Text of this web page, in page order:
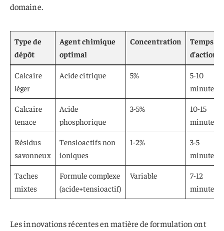
domaine.
Type de
dépôt
Agent chimique
optimal
Concentration
Temps
d’action
Calcaire
léger
Acide citrique 5%
5-10
minutes
Calcaire
tenace
Acide
phosphorique
3-5%
10-15
minutes
Résidus
savonneux
Tensioactifs non
ioniques
1-2%
3-5
minutes
Taches
mixtes
Formule complexe
(acide+tensioactif)
Variable
7-12
minutes
Les innovations récentes en matière de formulation ont